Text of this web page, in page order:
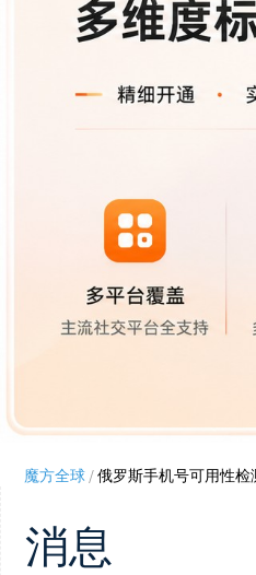
魔方全球/俄罗斯手机号可用性检
消息